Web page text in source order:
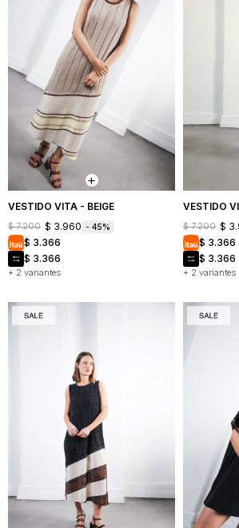
VESTIDO VITA - BEIGE
+ 2 variantes
$ 7.200 $ 3.960 45
$ 3.366
$ 3.366
VESTIDO
+ 2 variantes
$ 7.200 $
$ 3.366
$ 3.366